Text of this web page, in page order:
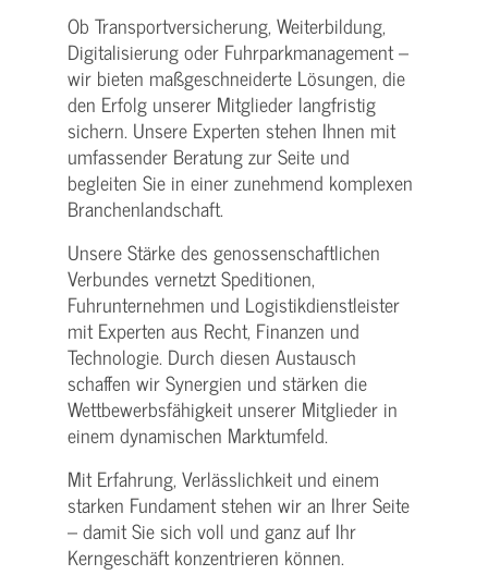
Ob Transportversicherung, Weiterbildung,
Digitalisierung oder Fuhrparkmanagement –
wir bieten maßgeschneiderte Lösungen, die
den Erfolg unserer Mitglieder langfristig
sichern. Unsere Experten stehen Ihnen mit
umfassender Beratung zur Seite und
begleiten Sie in einer zunehmend komplexen
Branchenlandschaft.
Unsere Stärke des genossenschaftlichen
Verbundes vernetzt Speditionen,
Fuhrunternehmen und Logistikdienstleister
mit Experten aus Recht, Finanzen und
Technologie. Durch diesen Austausch
schaffen wir Synergien und stärken die
Wettbewerbsfähigkeit unserer Mitglieder in
einem dynamischen Marktumfeld.
Mit Erfahrung, Verlässlichkeit und einem
starken Fundament stehen wir an Ihrer Seite
– damit Sie sich voll und ganz auf Ihr
Kerngeschäft konzentrieren können.